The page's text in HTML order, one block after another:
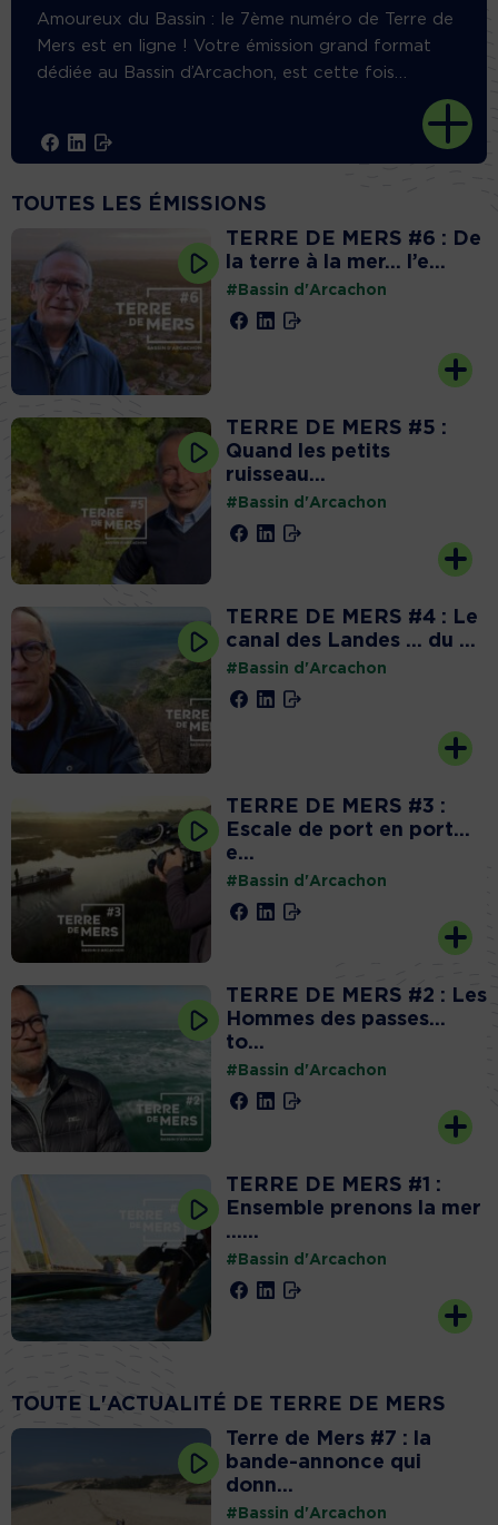
Amoureux du Bassin : le 7ème numéro de Terre de
Mers est en ligne ! Votre émission grand format
dédiée au Bassin d’Arcachon, est cette fois
TOUTES LES ÉMISSIONS
TERRE DE MERS #6 : De
la terre à la mer… l’e...
#Bassin d'Arcachon
TERRE DE MERS #5 :
Quand les petits
ruisseau...
#Bassin d'Arcachon
TERRE DE MERS #4 : Le
canal des Landes … du ...
#Bassin d'Arcachon
TERRE DE MERS #3 :
Escale de port en port…
e...
#Bassin d'Arcachon
TERRE DE MERS #2 : Les
Hommes des passes…
to...
#Bassin d'Arcachon
TERRE DE MERS #1 :
Ensemble prenons la mer
…...
#Bassin d'Arcachon
TOUTE L'ACTUALITÉ DE TERRE DE MERS
Terre de Mers #7 : la
bande-annonce qui
donn...
#Bassin d'Arcachon